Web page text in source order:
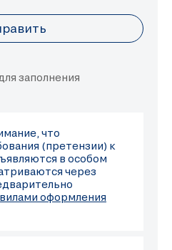
заполнения
что
(претензии) к
в особом
через
оформления